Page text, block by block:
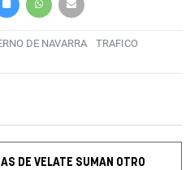
DE NAVARRA
TRAFICO
DE VELATE SUMAN OTRO